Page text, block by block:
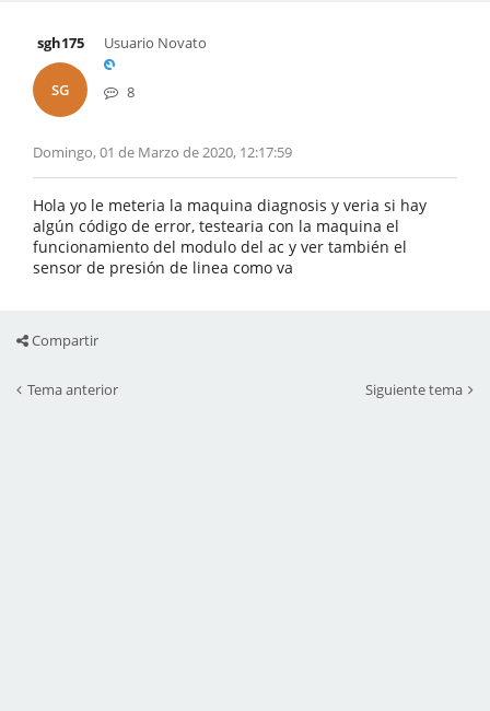
sgh175
SG
Usuario Novato
8
Domingo, 01 de Marzo de 2020, 12:17:59
Hola yo le meteria la maquina diagnosis y veria si hay
algún código de error, testearia con la maquina el
funcionamiento del modulo del ac y ver también el
sensor de presión de linea como va
Compartir
Tema anterior Siguiente tema